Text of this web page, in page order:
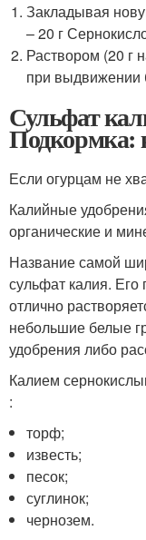
Закладывая
– 20 г
Раствором (20 г
при выдвижении
Сульфат
Подкормка:
Если огурцам не
Калийные
органические и
Название самой
сульфат калия.
отлично
небольшие белые
удобрения либо
Калием
:
торф;
известь;
песок;
суглинок;
чернозем.